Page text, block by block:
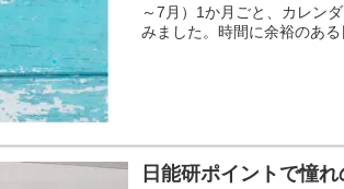
～7月）1か月ごと、カレン
みました。時間に余裕のある
日能研ポイントで憧